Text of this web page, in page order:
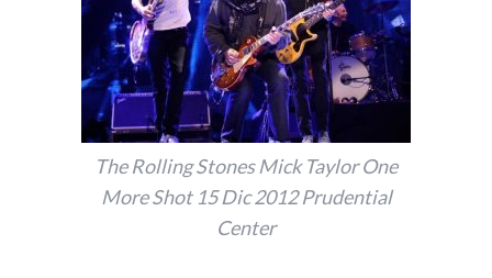
The Rolling Stones Mick Taylor One
More Shot 15 Dic 2012 Prudential
Center